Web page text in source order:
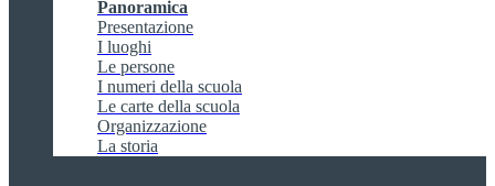
Panoramica
Presentazione
I luoghi
Le persone
I numeri della scuola
Le carte della scuola
Organizzazione
La storia